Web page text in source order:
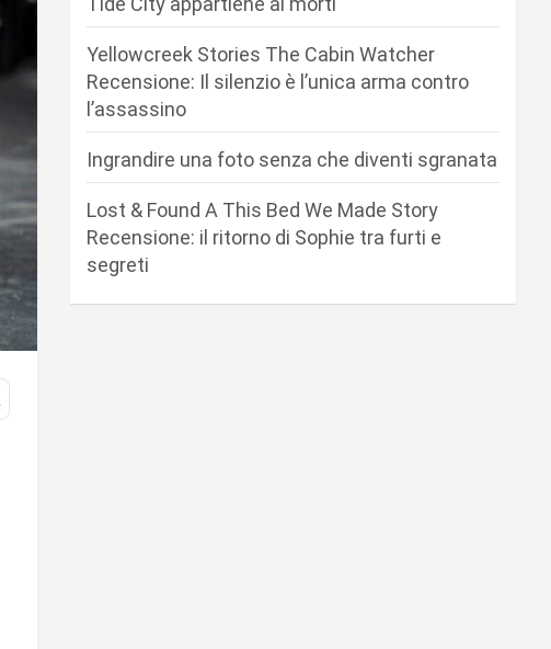
Yellowcreek Stories The Cabin Watcher
Recensione: Il silenzio è l’unica arma contro
l’assassino
Ingrandire una foto senza che diventi sgranata
Lost & Found A This Bed We Made Story
Recensione: il ritorno di Sophie tra furti e
segreti